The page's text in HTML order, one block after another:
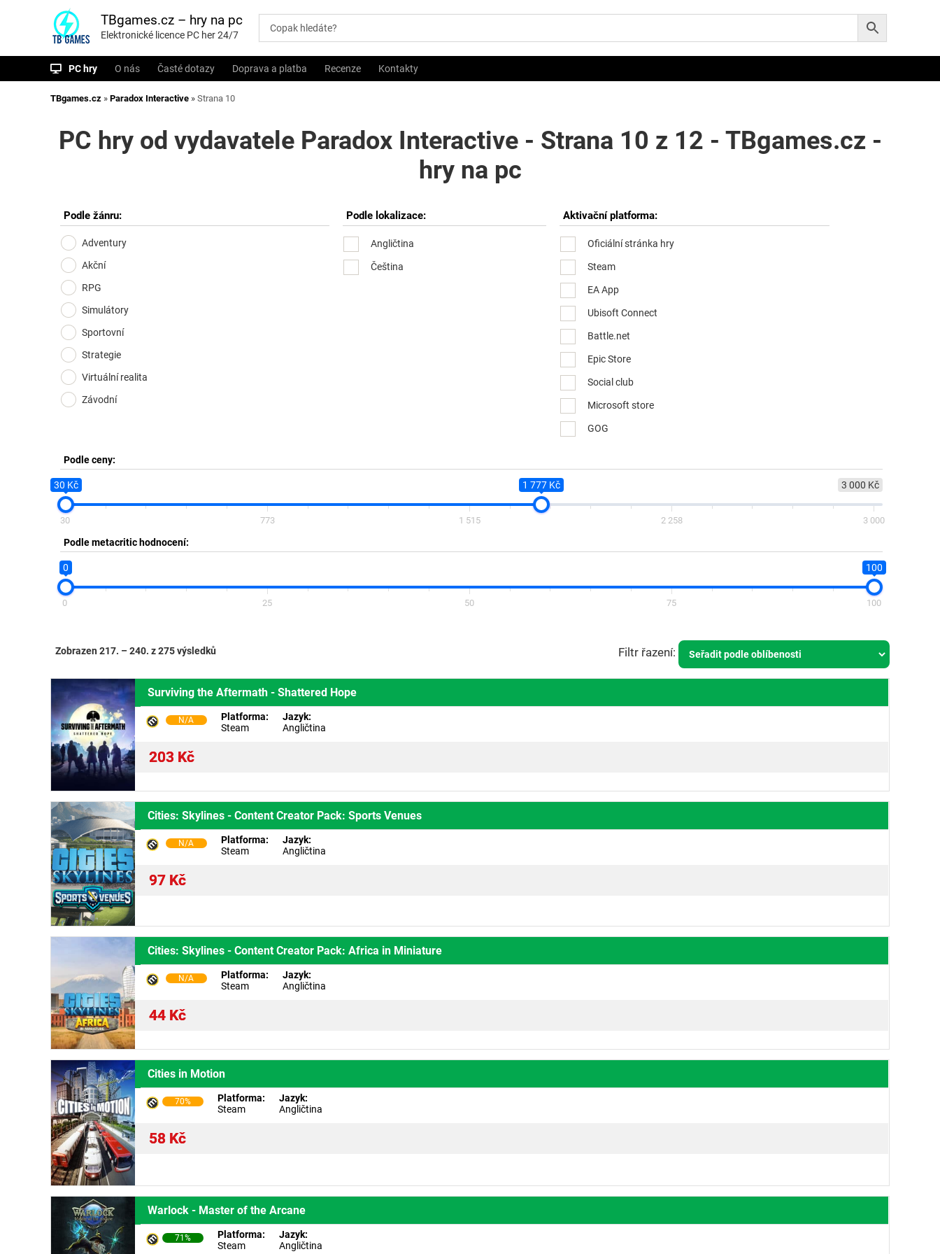
i
TBgames.cz – hry na pc
Elektronické licence PC her 24/7
PC hry O nás Časté dotazy Doprava a platba Recenze Kontakty
TBgames.cz » Paradox Interactive » Strana 10
PC hry od vydavatele Paradox Interactive - Strana 10 z 12 - TBgames.cz -
hry na pc
Podle žánru:
Adventury
Akční
RPG
Simulátory
Sportovní
Strategie
Virtuální realita
Závodní
Podle lokalizace:
Angličtina
Čeština
Aktivační platforma:
Oficiální stránka hry
Steam
EA App
Ubisoft Connect
Battle.net
Epic Store
Social club
Microsoft store
GOG
Podle ceny:
3 000 Kč
30 Kč 1 777 Kč
30 773 1 515 2 258 3 000
Podle metacritic hodnocení:
0 100
0 25 50 75 100
Zobrazen 217. – 240. z 275 výsledků
Surviving the Aftermath - Shattered Hope
N/A
Platforma:
Steam
Jazyk:
Angličtina
203 Kč
Cities: Skylines - Content Creator Pack: Sports Venues
N/A
Platforma:
Steam
Jazyk:
Angličtina
97 Kč
Cities: Skylines - Content Creator Pack: Africa in Miniature
N/A
Platforma:
Steam
Jazyk:
Angličtina
44 Kč
Cities in Motion
70%
Platforma:
Steam
Jazyk:
Angličtina
58 Kč
Warlock - Master of the Arcane
71%
Platforma:
Steam
Jazyk:
Angličtina